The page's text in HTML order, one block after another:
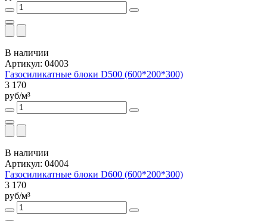
В наличии
Артикул: 04003
Газосиликатные блоки D500 (600*200*300)
3 170
руб/м³
В наличии
Артикул: 04004
Газосиликатные блоки D600 (600*200*300)
3 170
руб/м³